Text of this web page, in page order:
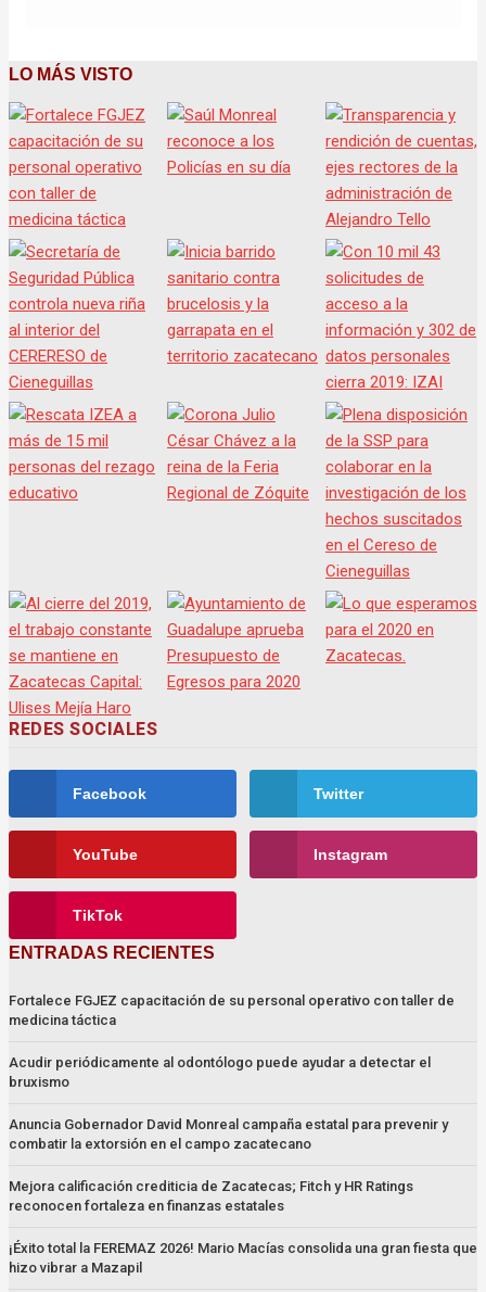
LO MÁS VISTO
REDES SOCIALES
Facebook Twitter
YouTube Instagram
TikTok
ENTRADAS RECIENTES
Fortalece FGJEZ capacitación de su personal operativo con taller de
medicina táctica
Acudir periódicamente al odontólogo puede ayudar a detectar el
bruxismo
Anuncia Gobernador David Monreal campaña estatal para prevenir y
combatir la extorsión en el campo zacatecano
Mejora calificación crediticia de Zacatecas; Fitch y HR Ratings
reconocen fortaleza en finanzas estatales
¡Éxito total la FEREMAZ 2026! Mario Macías consolida una gran fiesta que
hizo vibrar a Mazapil